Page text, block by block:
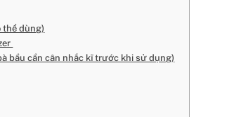
thể dùng)
bầu cần cân nhắc kĩ trước khi sử dụng)